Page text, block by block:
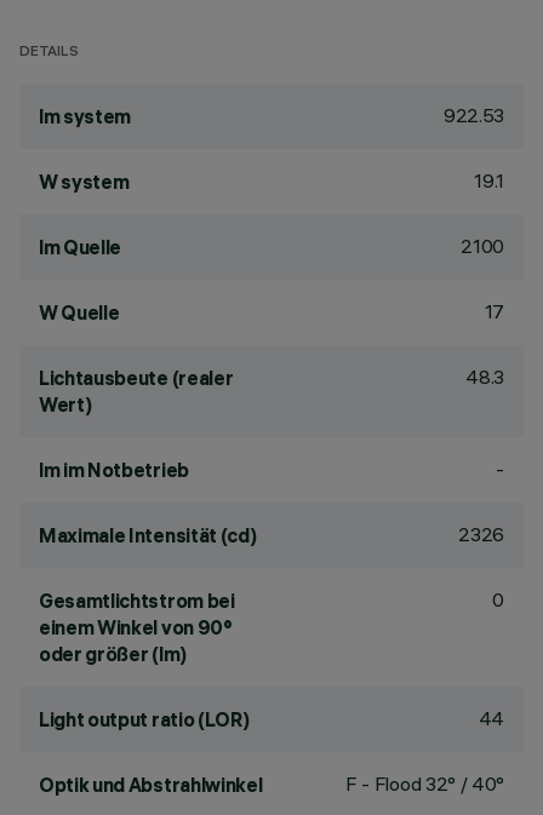
DETAILS
lm system 922.53
W system 19.1
lm Quelle 2100
W Quelle 17
Lichtausbeute (realer
Wert)
48.3
lm im Notbetrieb -
Maximale Intensität (cd) 2326
Gesamtlichtstrom bei
einem Winkel von 90°
oder größer (lm)
0
Light output ratio (LOR) 44
Optik und Abstrahlwinkel F - Flood 32° / 40°